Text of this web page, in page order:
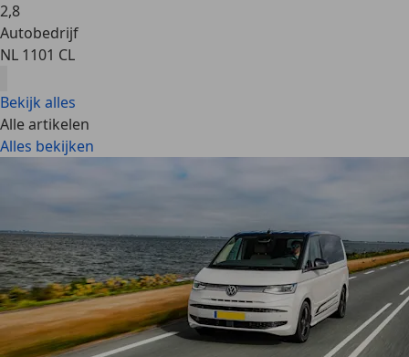
2,8
Autobedrijf
NL 1101 CL
Bekijk alles
Alle artikelen
Alles bekijken